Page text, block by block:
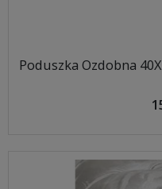
Poduszka Ozdobna